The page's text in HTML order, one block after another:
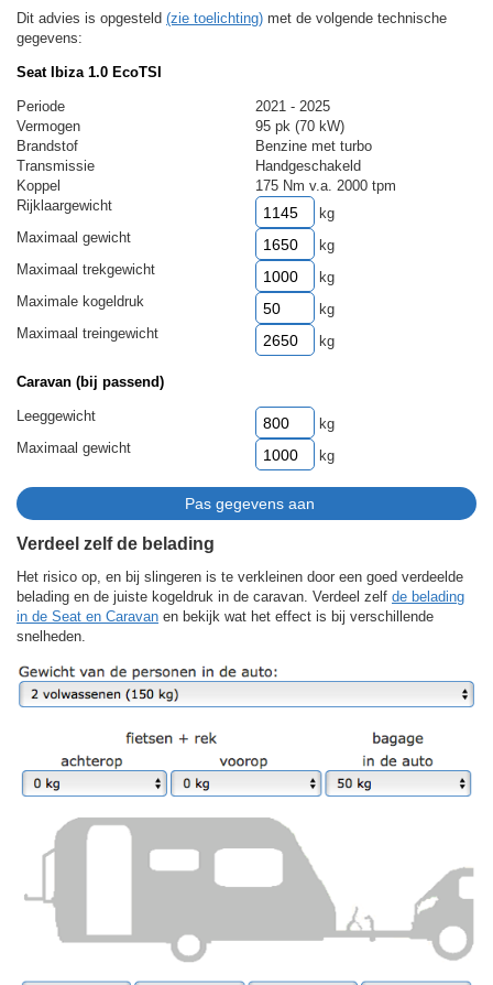
Dit advies is opgesteld (zie toelichting) met de volgende technische
gegevens:
Seat Ibiza 1.0 EcoTSI
Periode
2021 - 2025
Vermogen
95 pk (70 kW)
Brandstof
Benzine met turbo
Transmissie
Handgeschakeld
Koppel
175 Nm v.a. 2000 tpm
Rijklaargewicht
kg
Maximaal gewicht
kg
Maximaal trekgewicht
kg
Maximale kogeldruk
kg
Maximaal treingewicht
kg
Caravan (bij passend)
Leeggewicht
kg
Maximaal gewicht
kg
Verdeel zelf de belading
Het risico op, en bij slingeren is te verkleinen door een goed verdeelde
belading en de juiste kogeldruk in de caravan. Verdeel zelf de belading
in de Seat en Caravan en bekijk wat het effect is bij verschillende
snelheden.